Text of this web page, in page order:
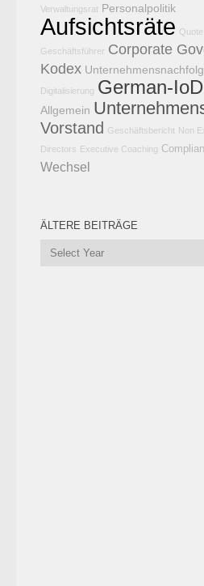
Verwaltungsrat Personalpolitik
Aufsichtsräte Quote
Geschäftsführer Corporate
Kodex
Digitalisierung German-IoD
Allgemein
Vorstand Geschäftsbericht Non
Directors Executive Coaching
Wechsel
ÄLTERE BEITRÄGE